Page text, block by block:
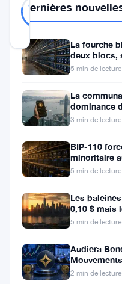
78 %
RÉEL
Réel
Shiba
Inu
SHIB)
navigue
actuellement
eaux
troubles,
affichant
signes
inquiétants
Dernières
La fourche
deux blocs,
5 min de
La
dominance
week-end
3 min de
BIP-110
minoritaire
soutien des
5 min de
Les
0,10 $ mais
à l’écart
5 min de
Audiera
2 min de